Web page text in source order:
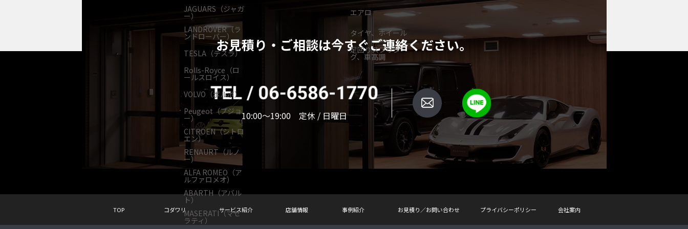
JAGUARS（ジャガ
ー）
LANDROVER（ラ
ンドローバー）
TESLA（テスラ）
Rolls-Royce（ロ
ールスロイス）
VOLVO（ボルボ）
Peugeot（プジョ
ー）
CITROEN（シトロ
エン）
RENAURT（ルノ
ー）
ALFA ROMEO（ア
ルファロメオ）
ABARTH（アバル
ト）
MASERATI（マセ
ラティ）
エアロ
タイヤ、ホイール
足回りスプリン
グ、車高調
お見積り・ご相談は今すぐご連絡ください。
10:00～19:00 定休 / 日曜日
TOP コダワリ サービス紹介 店舗情報 事例紹介 お見積り／お問い合わせ プライバシーポリシー 会社案内